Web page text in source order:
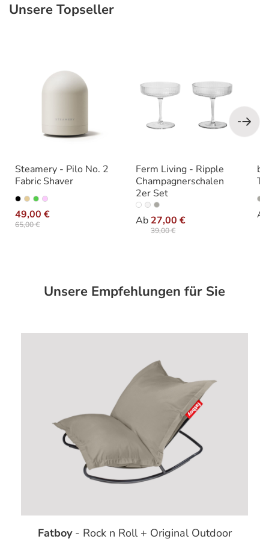
Produktgalerie überspringen
Unsere Topseller
Steamery - Pilo No. 2
Fabric Shaver
49,00 €
65,00 €
Varianten auswählen
Ferm Living - Ripple
Champagnerschalen
2er Set
Ab 27,00 €
39,00 €
Farbe Ab
Unsere Empfehlungen für Sie
Fatboy- Rock n Roll + Original Outdoor